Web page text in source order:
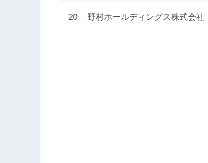
20 野村ホールディングス株式会社